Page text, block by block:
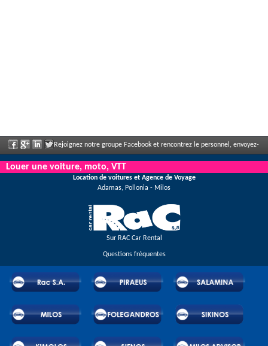
Rejoignez notre groupe Facebook et rencontrez le personnel, envoyez-
nous votre commentaire et profitez de nos incroyables remises et offres qui
Louer une voiture, moto, VTT
Location de voitures et Agence de Voyage
Adamas, Pollonia - Milos
Sur RAC Car Rental
Questions fréquentes